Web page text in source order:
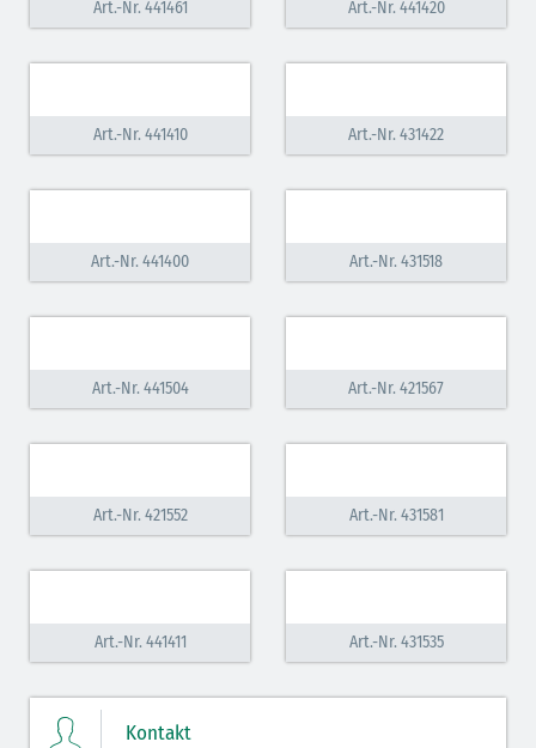
Art.-Nr. 441461 Art.-Nr. 441420
Art.-Nr. 441410 Art.-Nr. 431422
Art.-Nr. 441400 Art.-Nr. 431518
Art.-Nr. 441504 Art.-Nr. 421567
Art.-Nr. 421552 Art.-Nr. 431581
Art.-Nr. 441411 Art.-Nr. 431535
Kontakt